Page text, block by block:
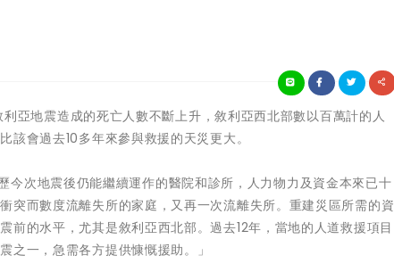
亞地震造成的死亡人數不斷上升，敘利亞西北部數以百萬計的人
會過去10多年來參與救援的天災更大。
次地震後仍能繼續運作的醫院和診所，人力物力及資金本來已十
突而數度流離失所的家庭，又再一次流離失所。重建災區所需的資
的水平，尤其是敘利亞西北部。過去12年，當地的人道救援項目
之一，急需各方提供慷慨援助。」